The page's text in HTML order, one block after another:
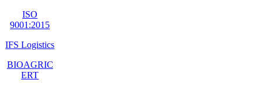
ISO
9001:2015
IFS Logistics
BIOAGRIC
ERT